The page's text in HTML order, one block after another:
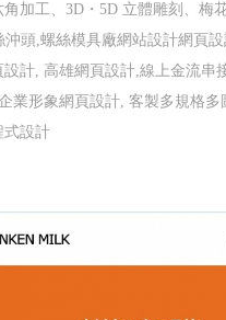
角加工、3D・5D 立體雕刻、梅
沖頭,螺絲模具廠網站設計網頁設
設計, 高雄網頁設計,線上金流串
業形象網頁設計, 客製多規格多
式設計